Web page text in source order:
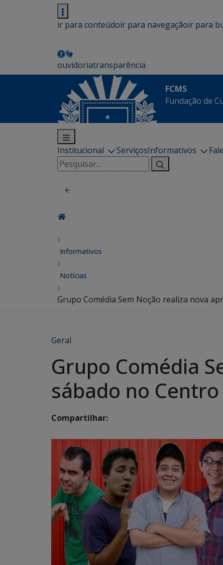
ir para conteúdoir para navegaçãoir para
ouvidoriatransparência
FCMS
Fundação de
Institucional ServiçosInformativos
Pesquisar
por:
Informativos
Notícias
Grupo Comédia Sem Noção realiza nova
Geral
Grupo Comédia
sábado no
Compartilhar: